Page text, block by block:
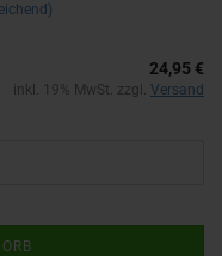
24,95 €
inkl. 19% MwSt. zzgl. Versand